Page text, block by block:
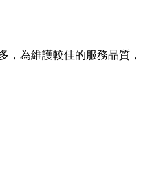
，為維護較佳的服務品質